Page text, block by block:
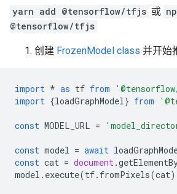
yarn add @tensorflow/tfjs 或
@tensorflow/tfjs
创建 FrozenModel class 并开始
import * as tf from
import {loadGraphModel} from
const MODEL_URL =
const model = await
const cat = document.
model . execute(tf. fromPixels(cat